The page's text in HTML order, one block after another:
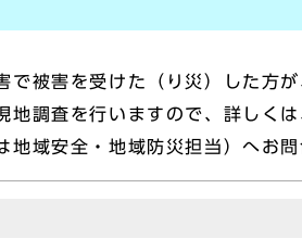
で被害を受けた（り災）した方
地調査を行いますので、詳しく
地域安全・地域防災担当）へお問